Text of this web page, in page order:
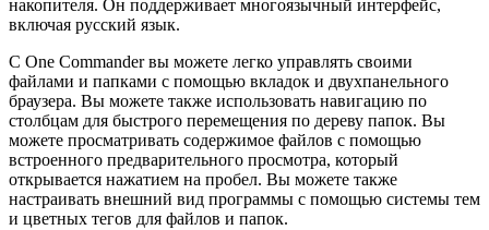
накопителя. Он поддерживает многоязычный интерфейс,
включая русский язык.
С One Commander вы можете легко управлять своими
файлами и папками с помощью вкладок и двухпанельного
браузера. Вы можете также использовать навигацию по
столбцам для быстрого перемещения по дереву папок. Вы
можете просматривать содержимое файлов с помощью
встроенного предварительного просмотра, который
открывается нажатием на пробел. Вы можете также
настраивать внешний вид программы с помощью системы тем
и цветных тегов для файлов и папок.